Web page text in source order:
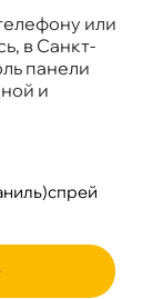
или
в Санкт-
панели
и